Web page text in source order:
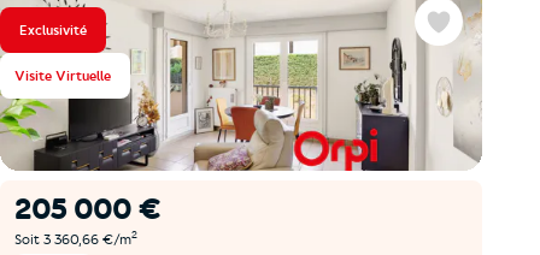
Exclusivité
Visite Virtuelle
205 000 €
Soit 3 360,66 €/m2
Favoris